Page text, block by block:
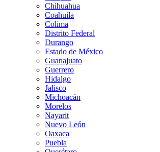
Chihuahua
Coahuila
Colima
Distrito Federal
Durango
Estado de México
Guanajuato
Guerrero
Hidalgo
Jalisco
Michoacán
Morelos
Nayarit
Nuevo León
Oaxaca
Puebla